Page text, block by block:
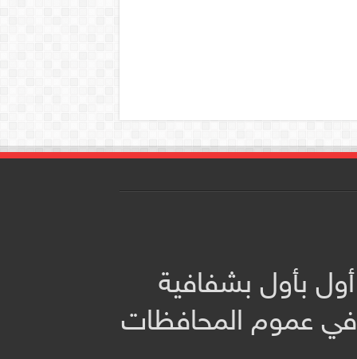
بأول بشفافية
في عموم المحافظات